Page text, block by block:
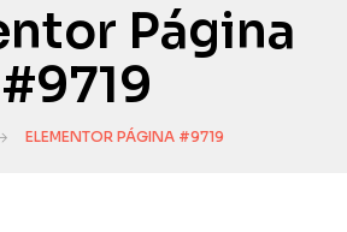
Página
#9719
ELEMENTOR PÁGINA #9719